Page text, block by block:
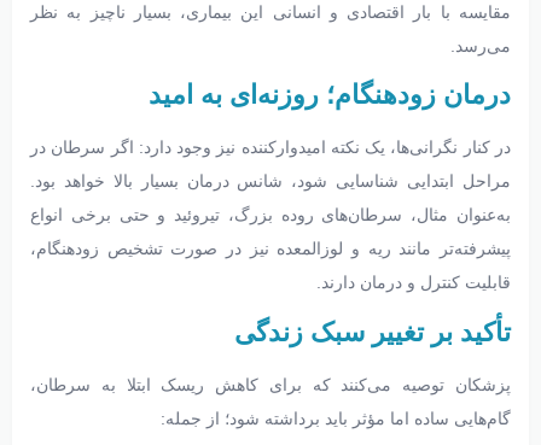
مقایسه با بار اقتصادی و انسانی این بیماری، بسیار ناچیز به نظر
می‌رسد.
درمان زودهنگام؛ روزنه‌ای به امید
در کنار نگرانی‌ها، یک نکته امیدوارکننده نیز وجود دارد: اگر سرطان در
مراحل ابتدایی شناسایی شود، شانس درمان بسیار بالا خواهد بود.
به‌عنوان مثال، سرطان‌های روده بزرگ، تیروئید و حتی برخی انواع
پیشرفته‌تر مانند ریه و لوزالمعده نیز در صورت تشخیص زودهنگام،
قابلیت کنترل و درمان دارند.
تأکید بر تغییر سبک زندگی
پزشکان توصیه می‌کنند که برای کاهش ریسک ابتلا به سرطان،
گام‌هایی ساده اما مؤثر باید برداشته شود؛ از جمله: